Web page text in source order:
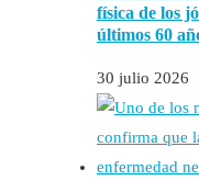
física de los
últimos 60
30 julio 2026